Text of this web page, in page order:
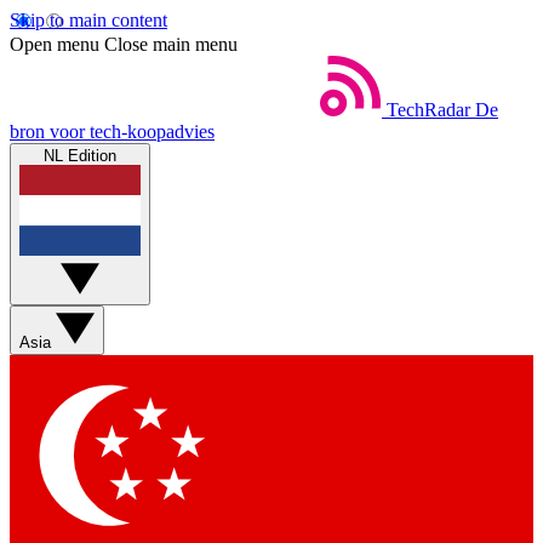
Skip to main content
Open menu Close main menu
TechRadar De
bron voor tech-koopadvies
NL Edition
Asia